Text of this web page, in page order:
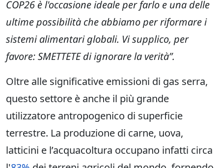
COP26 è l'occasione ideale per farlo e una delle
ultime possibilità che abbiamo per riformare i
sistemi alimentari globali. Vi supplico, per
favore: SMETTETE di ignorare la verità”.
Oltre alle significative emissioni di gas serra,
questo settore è anche il più grande
utilizzatore antropogenico di superficie
terrestre. La produzione di carne, uova,
latticini e l’acquacoltura occupano infatti circa